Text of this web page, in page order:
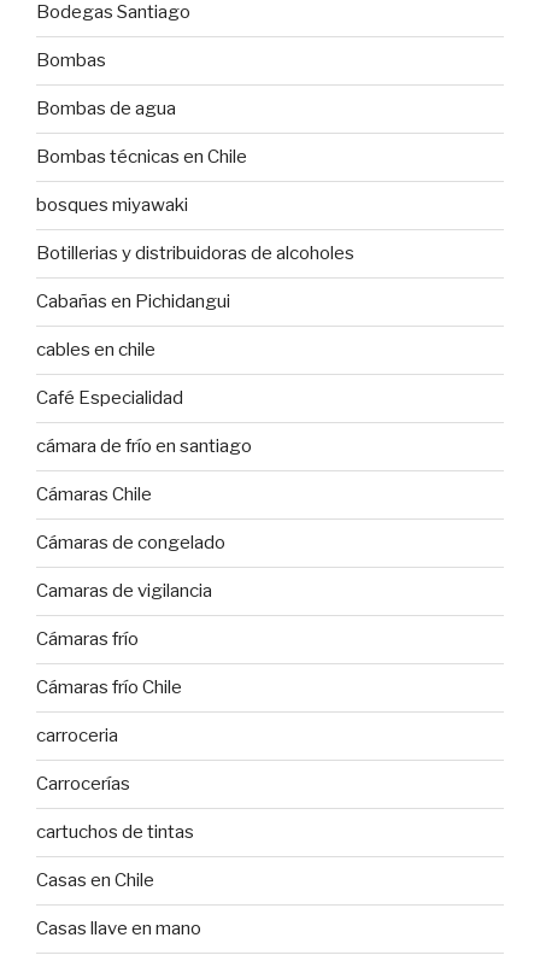
Bodegas Santiago
Bombas
Bombas de agua
Bombas técnicas en Chile
bosques miyawaki
Botillerias y distribuidoras de alcoholes
Cabañas en Pichidangui
cables en chile
Café Especialidad
cámara de frío en santiago
Cámaras Chile
Cámaras de congelado
Camaras de vigilancia
Cámaras frío
Cámaras frío Chile
carroceria
Carrocerías
cartuchos de tintas
Casas en Chile
Casas llave en mano